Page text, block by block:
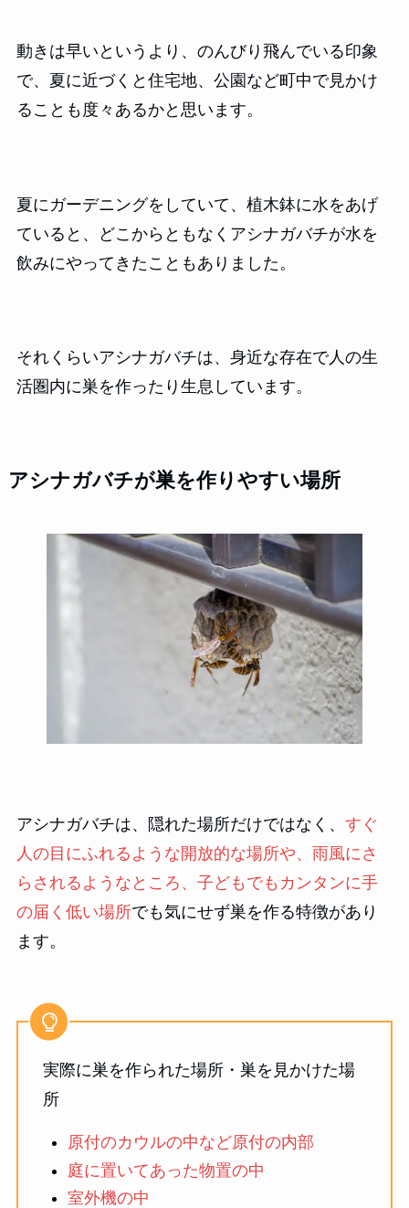
動きは早いというより、のんびり飛んでいる印象
で、夏に近づくと住宅地、公園など町中で見かけ
ることも度々あるかと思います。
夏にガーデニングをしていて、植木鉢に水をあげ
ていると、どこからともなくアシナガバチが水を
飲みにやってきたこともありました。
それくらいアシナガバチは、身近な存在で人の生
活圏内に巣を作ったり生息しています。
アシナガバチが巣を作りやすい場所
アシナガバチは、隠れた場所だけではなく、 すぐ
人の目にふれるような開放的な場所や、雨風にさ
らされるようなところ、子どもでもカンタンに手
の届く低い場所でも気にせず巣を作る特徴があり
ます。
実際に巣を作られた場所・巣を見かけた場
所
原付のカウルの中など原付の内部
庭に置いてあった物置の中
室外機の中